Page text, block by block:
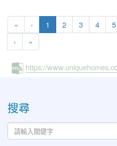
« ‹ 1 (current)
2 3 4 5
›
»
https://
搜尋